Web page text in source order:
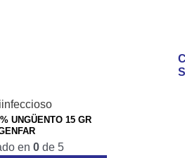
UNGÜENTO 15 GR
en 0de 5